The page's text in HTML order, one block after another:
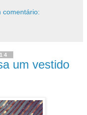
comentário:
um vestido